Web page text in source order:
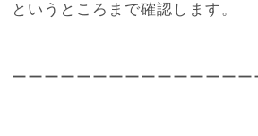
というところまで確認します。
ーーーーーーーーーーーーーーー